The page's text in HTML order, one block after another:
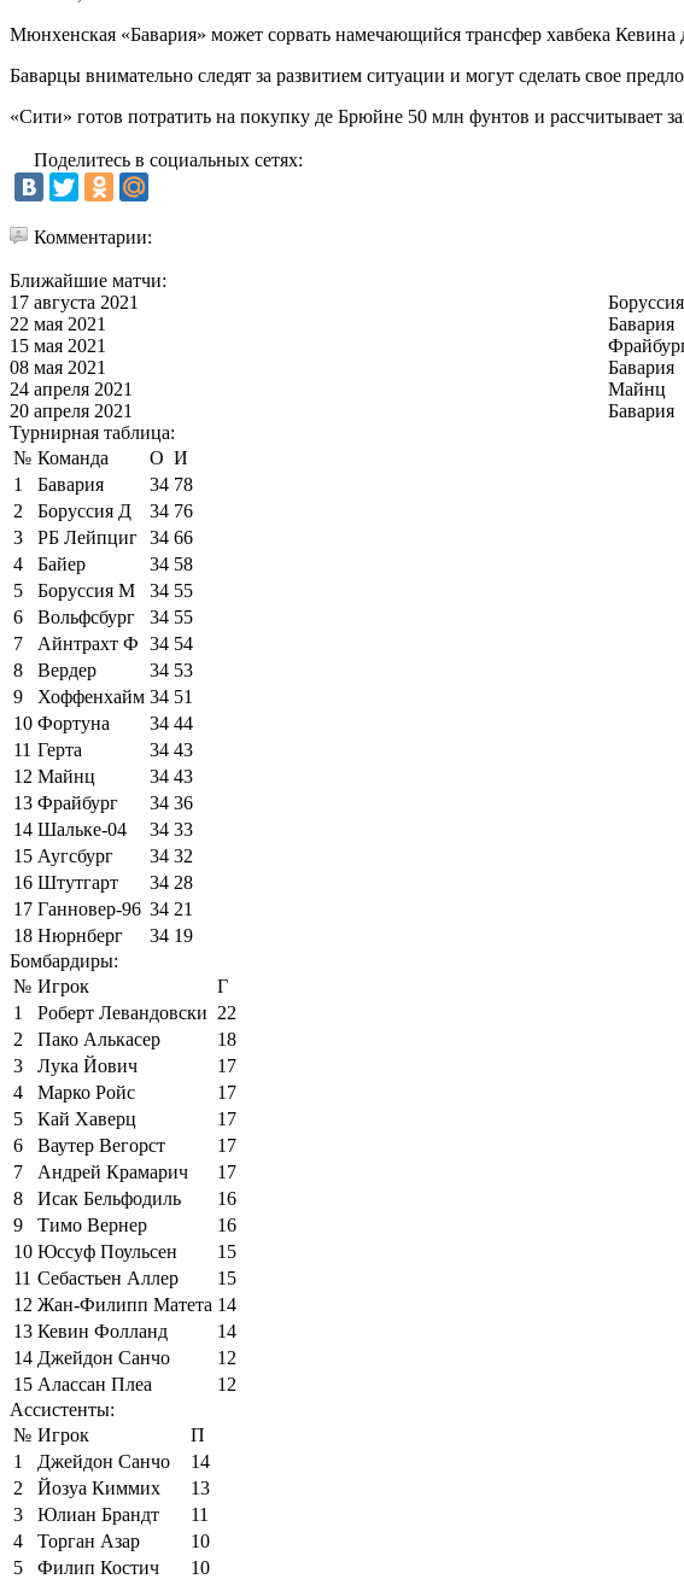
Мюнхенская «Бавария» может сорвать намечающийся трансфер хавбека
Баварцы внимательно следят за развитием ситуации и могут сделать свое
«Сити» готов потратить на покупку де Брюйне 50 млн фунтов и рассчитывает
Поделитесь в социальных сетях:
Комментарии:
Ближайшие матчи:
17 августа 2021
22 мая 2021
Бавария
15 мая 2021
08 мая 2021
Бавария
24 апреля 2021
Майнц
20 апреля 2021
Бавария
Турнирная таблица:
№ Команда О И
1
Бавария 34 78
2
Боруссия Д 34 76
3
РБ Лейпциг 34 66
4
Байер 34 58
5
Боруссия М 34 55
6
Вольфсбург 34 55
7
Айнтрахт Ф 34 54
8
Вердер 34 53
9
Хоффенхайм 34 51
10 Фортуна 34 44
11 Герта 34 43
12 Майнц 34 43
13 Фрайбург 34 36
14 Шальке-04 34 33
15 Аугсбург 34 32
16 Штутгарт 34 28
17 Ганновер-96 34 21
18 Нюрнберг 34 19
Бомбардиры:
№ Игрок
Г
1
Роберт Левандовски 22
2
Пако Алькасер
18
3
Лука Йович
17
4
Марко Ройс
17
5
Кай Хаверц
17
6
Ваутер Вегорст
17
7
Андрей Крамарич
17
8
Исак Бельфодиль
16
9
Тимо Вернер
16
10 Юссуф Поульсен
15
11 Себастьен Аллер
15
12 Жан-Филипп Матета 14
13 Кевин Фолланд
14
14 Джейдон Санчо
12
15 Алассан Плеа
12
Ассистенты:
№ Игрок
П
1
Джейдон Санчо
14
2
Йозуа Киммих
13
3
Юлиан Брандт
11
4
Торган Азар
10
5
Филип Костич
10